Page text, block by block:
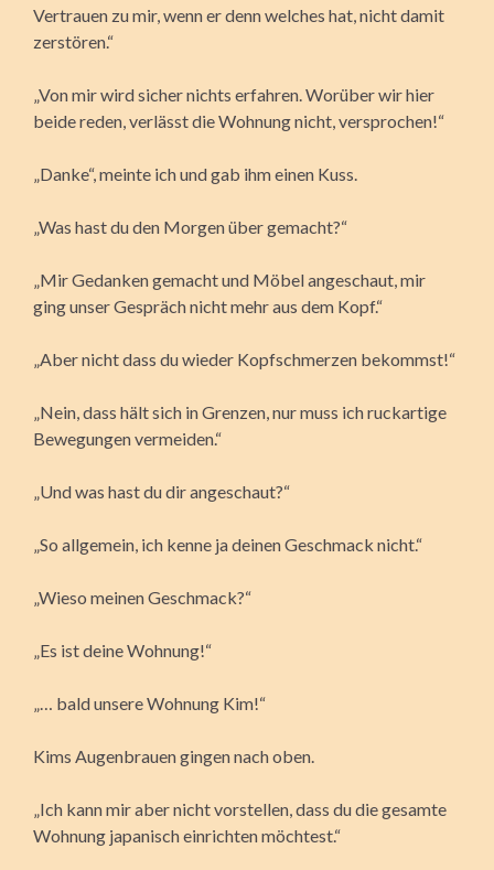
Vertrauen zu mir, wenn er denn welches hat, nicht damit
zerstören.“
„Von mir wird sicher nichts erfahren. Worüber wir hier
beide reden, verlässt die Wohnung nicht, versprochen!“
„Danke“, meinte ich und gab ihm einen Kuss.
„Was hast du den Morgen über gemacht?“
„Mir Gedanken gemacht und Möbel angeschaut, mir
ging unser Gespräch nicht mehr aus dem Kopf.“
„Aber nicht dass du wieder Kopfschmerzen bekommst!“
„Nein, dass hält sich in Grenzen, nur muss ich ruckartige
Bewegungen vermeiden.“
„Und was hast du dir angeschaut?“
„So allgemein, ich kenne ja deinen Geschmack nicht.“
„Wieso meinen Geschmack?“
„Es ist deine Wohnung!“
„… bald unsere Wohnung Kim!“
Kims Augenbrauen gingen nach oben.
„Ich kann mir aber nicht vorstellen, dass du die gesamte
Wohnung japanisch einrichten möchtest.“